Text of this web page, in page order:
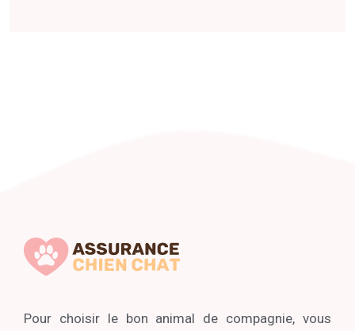
Pour choisir le bon animal de compagnie, vous